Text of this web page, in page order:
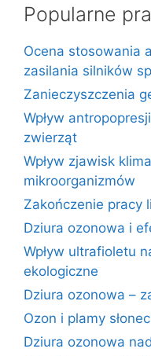
Popularne
Ocena stosowania
zasilania silników
Zanieczyszczenia
Wpływ
zwierząt
Wpływ zjawisk
mikroorganizmów
Zakończenie pracy
Dziura ozonowa i
Wpływ ultrafioletu
ekologiczne
Dziura ozonowa –
Ozon i plamy
Dziura ozonowa